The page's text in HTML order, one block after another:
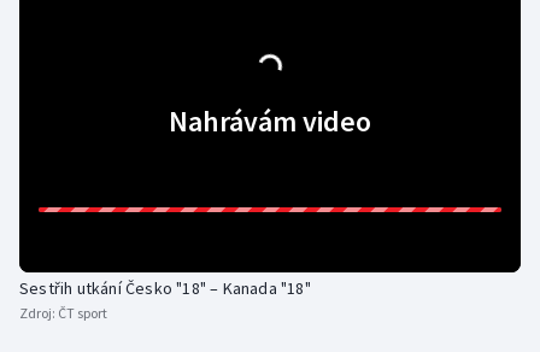
Judo
Krasobruslení
Lezení
Nahrávám video
Sestřih utkání Česko "18" – Kanada "18"
Zdroj: ČT sport